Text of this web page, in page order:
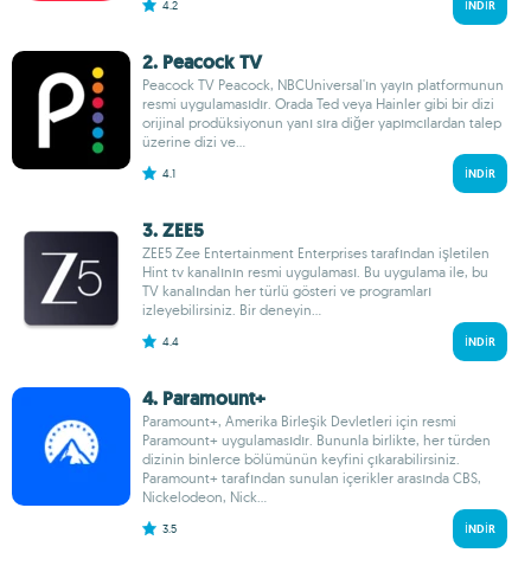
4.2 İNDIR
2. Peacock TV
Peacock TV Peacock, NBCUniversal'ın yayın platformunun
resmi uygulamasıdır. Orada Ted veya Hainler gibi bir dizi
orijinal prodüksiyonun yanı sıra diğer yapımcılardan talep
üzerine dizi ve...
4.1 İNDIR
3. ZEE5
ZEE5 Zee Entertainment Enterprises tarafından işletilen
Hint tv kanalının resmi uygulaması. Bu uygulama ile, bu
TV kanalından her türlü gösteri ve programları
izleyebilirsiniz. Bir deneyin...
4.4 İNDIR
4. Paramount+
Paramount+, Amerika Birleşik Devletleri için resmi
Paramount+ uygulamasıdır. Bununla birlikte, her türden
dizinin binlerce bölümünün keyfini çıkarabilirsiniz.
Paramount+ tarafından sunulan içerikler arasında CBS,
Nickelodeon, Nick...
3.5 İNDIR